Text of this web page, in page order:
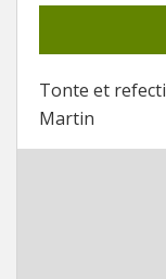
Tonte et
Martin